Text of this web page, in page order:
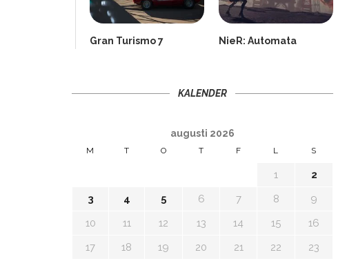
Gran Turismo 7 NieR: Automata
KALENDER
augusti 2026
M T O T F L S
1
2
3
4 5 6 7 8
9
10
11 12 13 14 15
16
17
18 19 20 21 22
23